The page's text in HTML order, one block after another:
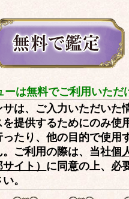
は無料でご利用いただ
は、ご入力いただいた
を提供するためにのみ使
たり、他の目的で使用
。ご利用の際は、当社個
イト） に同意の上、必
。